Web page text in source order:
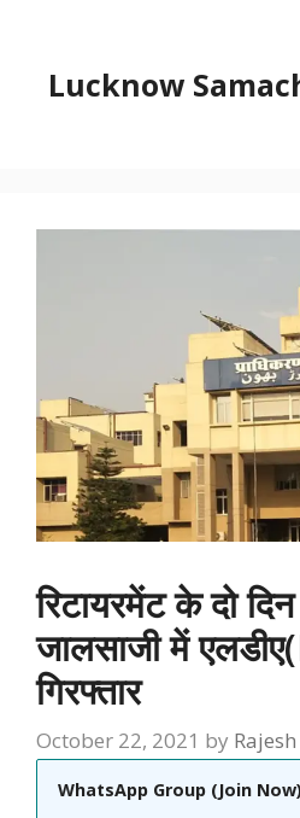
contentLucknow
रिटायरमेंट के दो दिन
जालसाजी में
गिरफ्तार
October 22, 2021 by
WhatsApp Group (Join